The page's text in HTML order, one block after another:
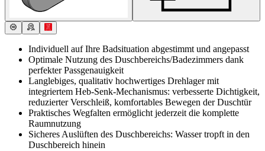
Individuell auf Ihre Badsituation abgestimmt und angepasst
Optimale Nutzung des Duschbereichs/Badezimmers dank
perfekter Passgenauigkeit
Langlebiges, qualitativ hochwertiges Drehlager mit
integriertem Heb-Senk-Mechanismus: verbesserte Dichtigkeit,
reduzierter Verschleiß, komfortables Bewegen der Duschtür
Praktisches Wegfalten ermöglicht jederzeit die komplette
Raumnutzung
Sicheres Auslüften des Duschbereichs: Wasser tropft in den
Duschbereich hinein